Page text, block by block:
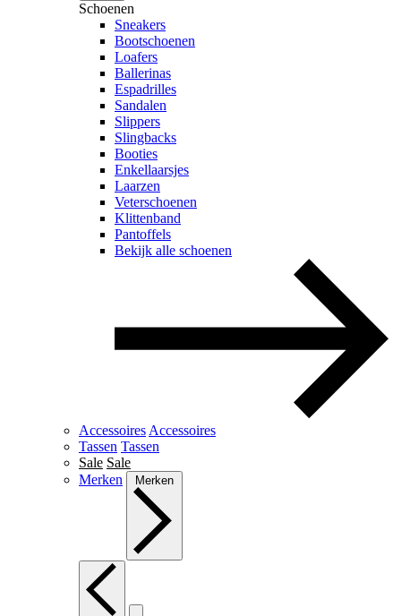
Schoenen
Sneakers
Bootschoenen
Loafers
Ballerinas
Espadrilles
Sandalen
Slippers
Slingbacks
Booties
Enkellaarsjes
Laarzen
Veterschoenen
Klittenband
Pantoffels
Bekijk alle schoenen
Accessoires Accessoires
Tassen Tassen
Sale Sale
Merken
Merken